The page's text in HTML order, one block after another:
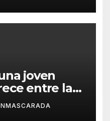
joven
entre la
por el